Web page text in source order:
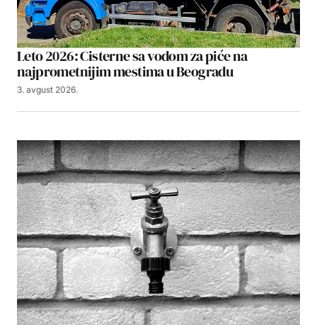
Leto 2026: Cisterne sa vodom za piće na
najprometnijim mestima u Beogradu
3. avgust 2026.